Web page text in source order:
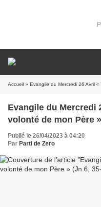
Accueil » Evangile du Mercredi 26 Avril
Evangile du Mercredi
volonté de mon Père
Publié le 26/04/2023 à 04:20
Par Parti de Zero